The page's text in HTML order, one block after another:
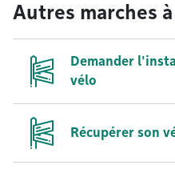
Autres marches
Demander
vélo
Récupérer son